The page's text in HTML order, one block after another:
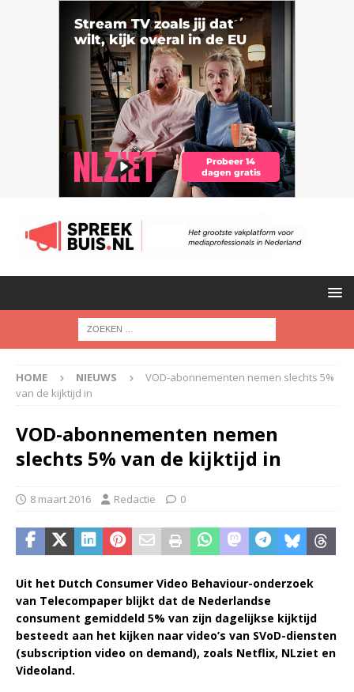
HOME NIEUWS
VOD-abonnementen nemen slechts 5%
van de kijktijd in
VOD-abonnementen nemen
slechts 5% van de kijktijd in
8 maart 2016 Redactie 0
Uit het Dutch Consumer Video Behaviour-onderzoek
van Telecompaper blijkt dat de Nederlandse
consument gemiddeld 5% van zijn dagelijkse kijktijd
besteedt aan het kijken naar video’s van SVoD-diensten
(subscription video on demand), zoals Netflix, NLziet en
Videoland.